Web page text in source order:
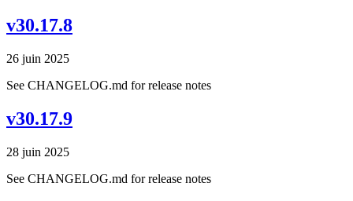
v30.17.8
26 juin 2025
See CHANGELOG.md for release notes
v30.17.9
28 juin 2025
See CHANGELOG.md for release notes